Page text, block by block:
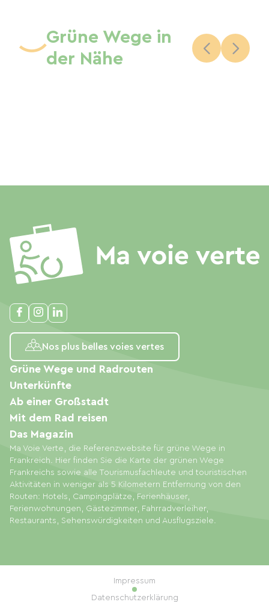
Grüne Wege in
der Nähe
Nos plus belles voies vertes
Ma Voie Verte, die Referenzwebsite für grüne Wege in
Frankreich. Hier finden Sie die Karte der grünen Wege
Frankreichs sowie alle Tourismusfachleute und touristischen
Aktivitäten in weniger als 5 Kilometern Entfernung von den
Routen: Hotels, Campingplätze, Ferienhäuser,
Ferienwohnungen, Gästezimmer, Fahrradverleiher,
Restaurants, Sehenswürdigkeiten und Ausflugsziele.
Grüne Wege und Radrouten
Unterkünfte
Ab einer Großstadt
Mit dem Rad reisen
Das Magazin
Impressum
Datenschutzerklärung